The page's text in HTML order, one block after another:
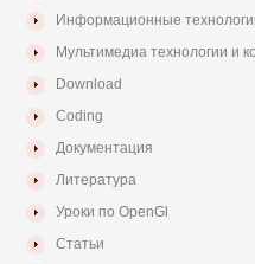
Информационные
Мультимедиа технологии и
Download
Coding
Документация
Литература
Уроки по OpenGl
Статьи